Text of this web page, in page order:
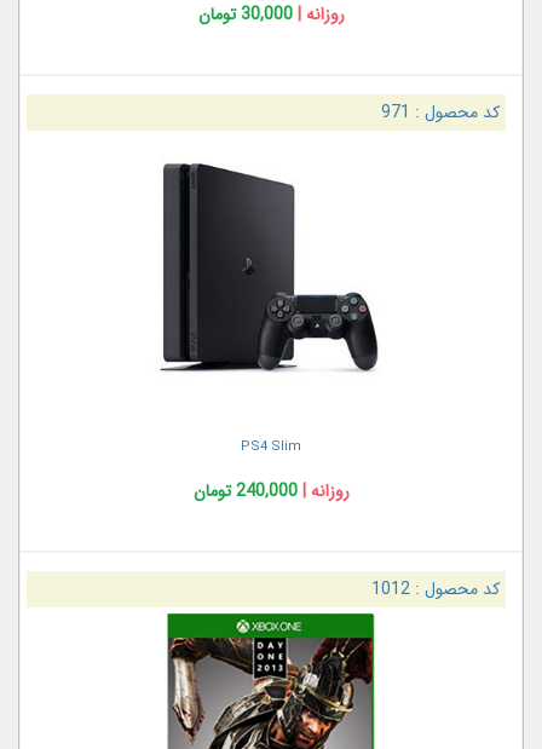
روزانه |30,000 تومان
کد محصول : 971
PS4 Slim
روزانه |240,000 تومان
کد محصول :1012